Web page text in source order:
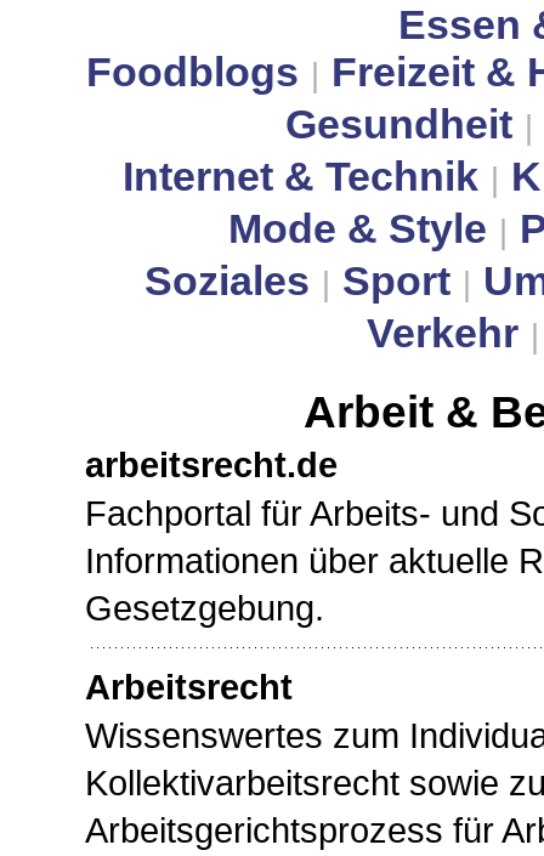
Essen
Foodblogs
Freizeit &
Gesundheit
Internet & Technik
Mode & Style
Soziales
Sport
Verkehr
Arbeit &
arbeitsrecht.de
Fachportal für Arbeits- und
Informationen über aktuelle
Gesetzgebung.
Arbeitsrecht
Wissenswertes zum
Kollektivarbeitsrecht sowie
Arbeitsgerichtsprozess für